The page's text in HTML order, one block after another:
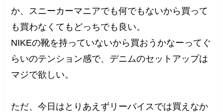
か、スニーカーマニアでも何でもないから買って
も買わなくてもどっちでも良い。
NIKEの靴を持っていないから買おうかなーってぐ
らいのテンション感で、デニムのセットアップは
マジで欲しい。
ただ、今日はとりあえずリーバイスでは買えなか